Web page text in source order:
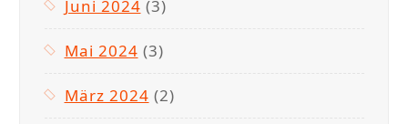
Juni 2024 (3)
Mai 2024 (3)
März 2024 (2)